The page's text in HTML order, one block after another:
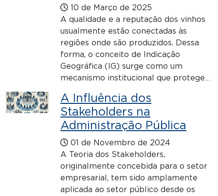
10 de Março de 2025
A qualidade e a reputação dos vinhos
usualmente estão conectadas às
regiões onde são produzidos. Dessa
forma, o conceito de Indicação
Geográfica (IG) surge como um
mecanismo institucional que protege…
A Influência dos
Stakeholders na
Administração Pública
01 de Novembro de 2024
A Teoria dos Stakeholders,
originalmente concebida para o setor
empresarial, tem sido amplamente
aplicada ao setor público desde os